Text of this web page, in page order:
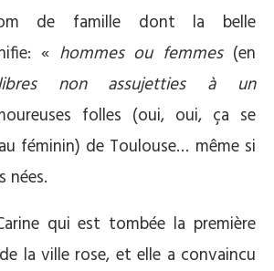
de famille dont la belle
« hommes ou femmes(en
non assujetties à un
folles (oui, oui, ça se
féminin) de Toulouse… même si
nées.
qui est tombée la première
la ville rose, et elle a convaincu